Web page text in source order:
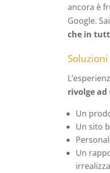
ancora è
Google.
che in
rivolge ad
Un
Un sito
Un